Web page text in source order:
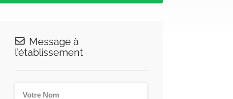
Message à
l’établissement